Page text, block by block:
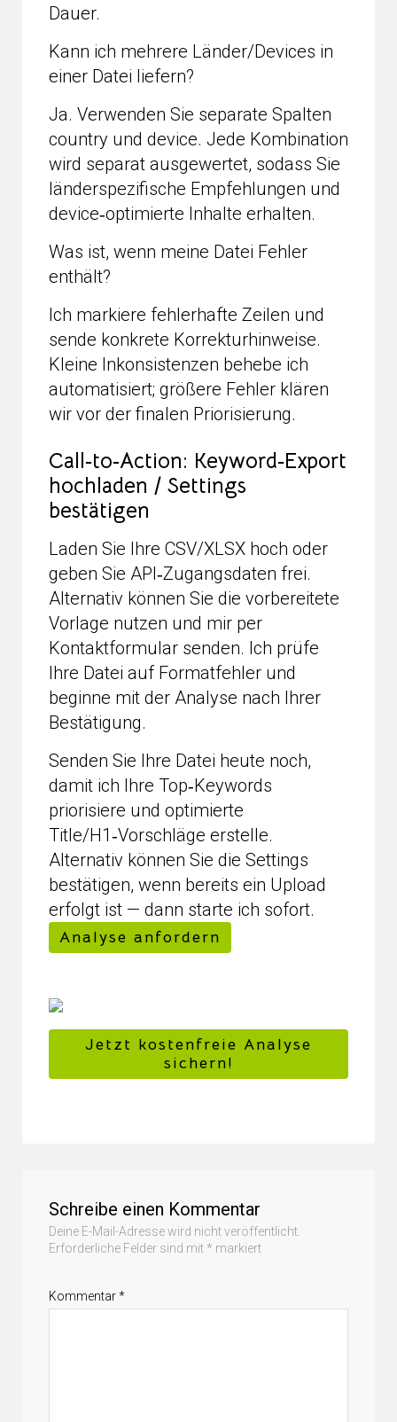
Dauer.
Kann ich mehrere Länder/Devices in
einer Datei liefern?
Ja. Verwenden Sie separate Spalten
country und device. Jede Kombination
wird separat ausgewertet, sodass Sie
länderspezifische Empfehlungen und
device‑optimierte Inhalte erhalten.
Was ist, wenn meine Datei Fehler
enthält?
Ich markiere fehlerhafte Zeilen und
sende konkrete Korrekturhinweise.
Kleine Inkonsistenzen behebe ich
automatisiert; größere Fehler klären
wir vor der finalen Priorisierung.
Call‑to‑Action: Keyword‑Export
hochladen / Settings
bestätigen
Laden Sie Ihre CSV/XLSX hoch oder
geben Sie API‑Zugangsdaten frei.
Alternativ können Sie die vorbereitete
Vorlage nutzen und mir per
Kontaktformular senden. Ich prüfe
Ihre Datei auf Formatfehler und
beginne mit der Analyse nach Ihrer
Bestätigung.
Senden Sie Ihre Datei heute noch,
damit ich Ihre Top‑Keywords
priorisiere und optimierte
Title/H1‑Vorschläge erstelle.
Alternativ können Sie die Settings
bestätigen, wenn bereits ein Upload
erfolgt ist — dann starte ich sofort.
Analyse anfordern
Jetzt kostenfreie Analyse
sichern!
Schreibe einen Kommentar
Deine E-Mail-Adresse wird nicht veröffentlicht.
Erforderliche Felder sind mit * markiert
Kommentar*